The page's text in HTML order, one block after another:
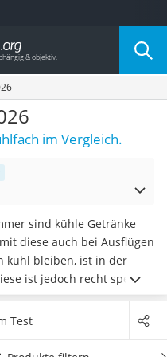
im Vergleich.
sind kühle Getränke
diese auch bei Ausflügen
kühl bleiben, ist in der
ist jedoch recht sperrig
sind im Vergleich
Vergleichstabelle
Test